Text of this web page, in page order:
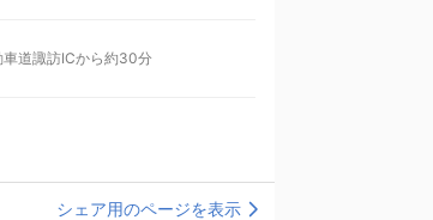
中央自動車道諏訪ICから約30分
シェア用のページを表示